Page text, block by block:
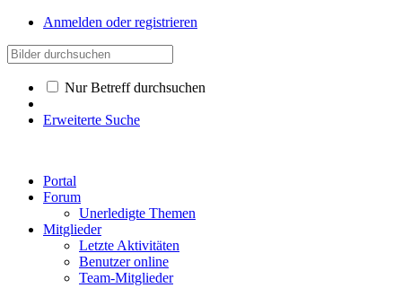
Anmelden oder registrieren
Nur Betreff durchsuchen
Erweiterte Suche
Portal
Forum
Unerledigte Themen
Mitglieder
Letzte Aktivitäten
Benutzer online
Team-Mitglieder